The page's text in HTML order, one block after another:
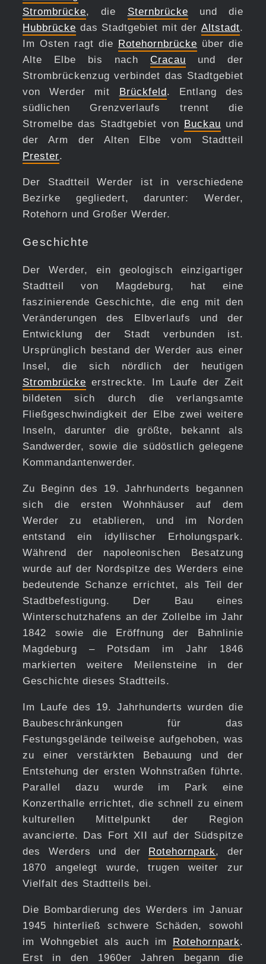
Strombrücke, die Sternbrücke und die
Hubbrücke das Stadtgebiet mit derAltstadt.
Im Osten ragt die Rotehornbrücke über die
Alte Elbe bis nach Cracau und der
Strombrückenzug verbindet das Stadtgebiet
von Werder mit Brückfeld. Entlang des
südlichen Grenzverlaufs trennt die
Stromelbe das Stadtgebiet von Buckau und
der Arm der Alten Elbe vom Stadtteil
Prester.
Der Stadtteil Werder ist in verschiedene
Bezirke gegliedert, darunter: Werder,
Rotehorn und Großer Werder.
Geschichte
Der Werder, ein geologisch einzigartiger
Stadtteil von Magdeburg, hat eine
faszinierende Geschichte, die eng mit den
Veränderungen des Elbverlaufs und der
Entwicklung der Stadt verbunden ist.
Ursprünglich bestand der Werder aus einer
Insel, die sich nördlich der heutigen
Strombrücke erstreckte. Im Laufe der Zeit
bildeten sich durch die verlangsamte
Fließgeschwindigkeit der Elbe zwei weitere
Inseln, darunter die größte, bekannt als
Sandwerder, sowie die südöstlich gelegene
Kommandantenwerder.
Zu Beginn des 19. Jahrhunderts begannen
sich die ersten Wohnhäuser auf dem
Werder zu etablieren, und im Norden
entstand ein idyllischer Erholungspark.
Während der napoleonischen Besatzung
wurde auf der Nordspitze des Werders eine
bedeutende Schanze errichtet, als Teil der
Stadtbefestigung. Der Bau eines
Winterschutzhafens an der Zollelbe im Jahr
1842 sowie die Eröffnung der Bahnlinie
Magdeburg – Potsdam im Jahr 1846
markierten weitere Meilensteine in der
Geschichte dieses Stadtteils.
Im Laufe des 19. Jahrhunderts wurden die
Baubeschränkungen für das
Festungsgelände teilweise aufgehoben, was
zu einer verstärkten Bebauung und der
Entstehung der ersten Wohnstraßen führte.
Parallel dazu wurde im Park eine
Konzerthalle errichtet, die schnell zu einem
kulturellen Mittelpunkt der Region
avancierte. Das Fort XII auf der Südspitze
des Werders und der Rotehornpark, der
1870 angelegt wurde, trugen weiter zur
Vielfalt des Stadtteils bei.
Die Bombardierung des Werders im Januar
1945 hinterließ schwere Schäden, sowohl
im Wohngebiet als auch im Rotehornpark.
Erst in den 1960er Jahren begann die